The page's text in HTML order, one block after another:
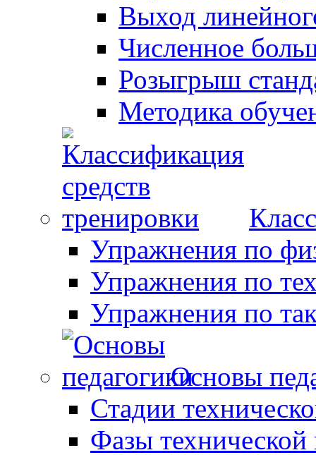
Выход
Численное
Розыгрыш
Методика
Упражнения по
Упражнения по
Упражнения по
Основы
Стадии
Фазы технической